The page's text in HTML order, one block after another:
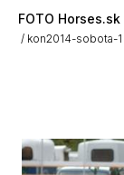
FOTO Horses.sk
kon2014-sobota-1